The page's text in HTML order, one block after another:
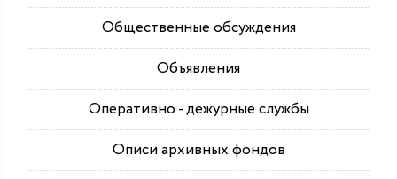
Общественные обсуждения
Объявления
Оперативно - дежурные службы
Описи архивных фондов